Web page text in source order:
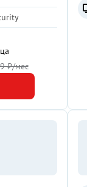
₽/мес